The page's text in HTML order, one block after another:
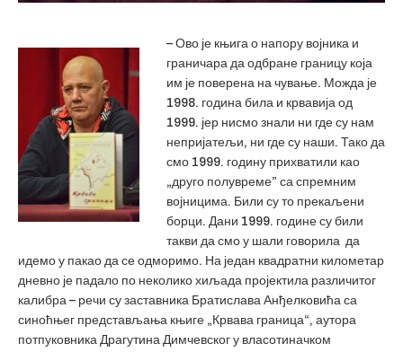
– Ово је књига о напору војника и
граничара да одбране границу која
им је поверена на чување. Можда је
1998. година била и крвавија од
1999. јер нисмо знали ни где су нам
непријатељи, ни где су наши. Тако да
смо 1999. годину прихватили као
„друго полувреме” са спремним
војницима. Били су то прекаљени
борци. Дани 1999. године су били
такви да смо у шали говорила да
идемо у пакао да се одморимо. На један квадратни километар
дневно је падало по неколико хиљада пројектила различитог
калибра – речи су заставника Братислава Анђелковића са
синоћњег представљања књиге „Крвава граница“, аутора
потпуковника Драгутина Димчевског у власотиначком